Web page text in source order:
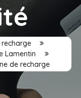
Lamentin
de recharge